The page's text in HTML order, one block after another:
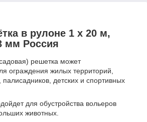
в рулоне 1 x 20 м,
мм Россия
решетка может
ограждения жилыx территорий,
палисадников, детскиx и спортивныx
для обустройства вольеров
животныx.